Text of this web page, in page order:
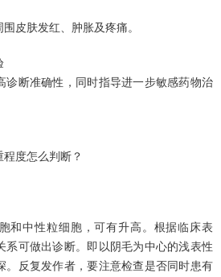
皮肤发红、肿胀及疼痛。
诊断准确性，同时指导进一步敏感药物治
度怎么判断？
中性粒细胞，可有升高。根据临床表
系可做出诊断。即以阴毛为中心的浅表性
。反复发作者，要注意检查是否同时患有